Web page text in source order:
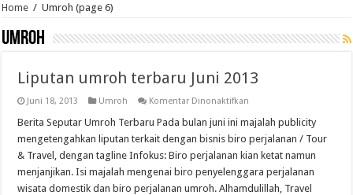
Home / Umroh (page 6)
Umroh
Liputan umroh terbaru Juni 2013
Juni 18, 2013 Umroh Komentar Dinonaktifkan
umroh
terbaru
Juni
2013
Berita Seputar Umroh Terbaru Pada bulan juni ini majalah publicity
mengetengahkan liputan terkait dengan bisnis biro perjalanan / Tour
& Travel, dengan tagline Infokus: Biro perjalanan kian ketat namun
menjanjikan. Isi majalah mengenai biro penyelenggara perjalanan
wisata domestik dan biro perjalanan umroh. Alhamdulillah, Travel